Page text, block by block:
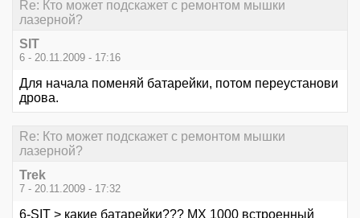
Re: Кто может подскажет с ремонтом мышки
лазерной?
SIT
6 - 20.11.2009 - 17:16
Для начала поменяй батарейки, потом переустанови
дрова.
Re: Кто может подскажет с ремонтом мышки
лазерной?
Trek
7 - 20.11.2009 - 17:32
6-SIT > какие батарейки??? МХ 1000 встроенный